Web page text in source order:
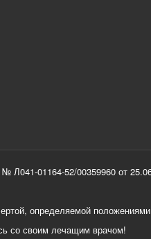
Л041-01164-52/00359960 от
определяемой
со своим лечащим врачом!